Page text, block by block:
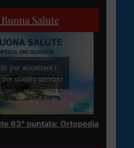
Salute
per accettare i
per questo servizio
63° puntata: Ortopedia